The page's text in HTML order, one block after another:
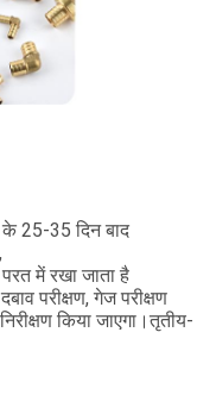
के 25-35 दिन बाद
परत में रखा जाता है
परीक्षण, गेज परीक्षण
किया जाएगा।तृतीय-